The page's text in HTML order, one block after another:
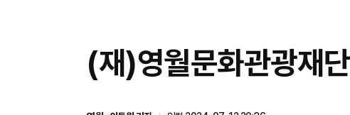
(재)영월문화관광재